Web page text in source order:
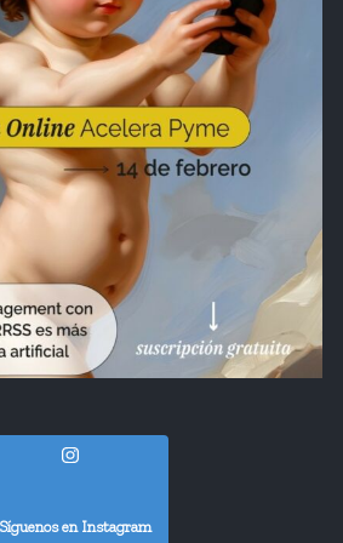
Síguenos en Instagram